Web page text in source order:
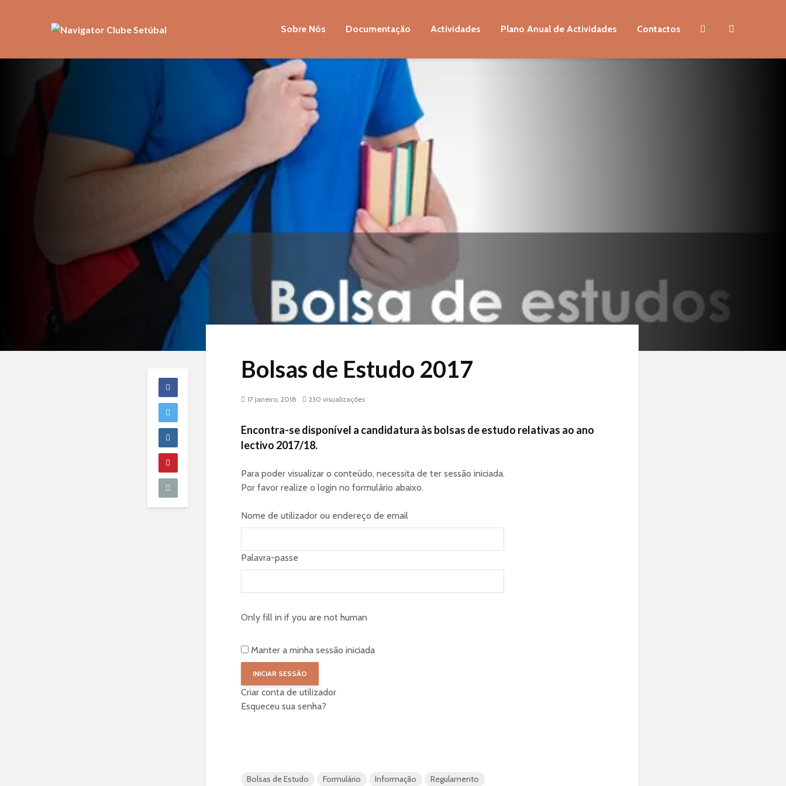
Sobre Nós Documentação Actividades Plano Anual de Actividades Contactos
Bolsas de Estudo 2017
17 Janeiro, 2018 230 visualizações
Encontra-se disponível a candidatura às bolsas de estudo relativas ao ano
lectivo 2017/18.
Para poder visualizar o conteúdo, necessita de ter sessão iniciada.
Por favor realize o login no formulário abaixo.
Nome de utilizador ou endereço de email
Palavra-passe
Only fill in if you are not human
Manter a minha sessão iniciada
Criar conta de utilizador
Esqueceu sua senha?
Bolsas de Estudo Formulário Informação Regulamento